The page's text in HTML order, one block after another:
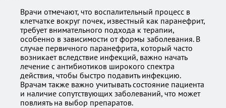
Врачи отмечают, что воспалительный процесс в
клетчатке вокруг почек, известный как паранефрит,
требует внимательного подхода к терапии,
особенно в зависимости от формы заболевания. В
случае первичного паранефрита, который часто
возникает вследствие инфекций, важно начать
лечение с антибиотиков широкого спектра
действия, чтобы быстро подавить инфекцию.
Врачам также важно учитывать состояние пациента
и наличие сопутствующих заболеваний, что может
повлиять на выбор препаратов.